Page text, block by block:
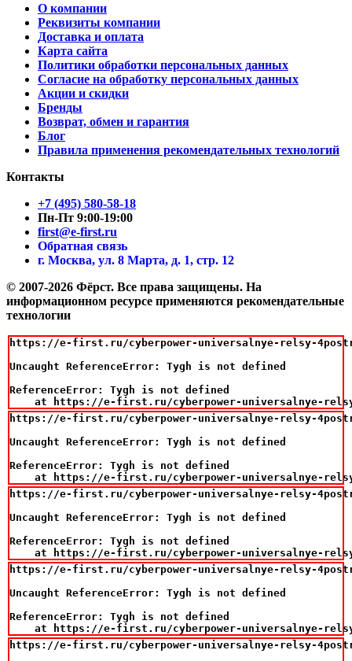
О компании
Реквизиты компании
Доставка и оплата
Карта сайта
Политики обработки персональных данных
Согласие на обработку персональных данных
Акции и скидки
Бренды
Возврат, обмен и гарантия
Блог
Правила применения рекомендательных технологий
Контакты
+7 (495) 580-58-18
Пн-Пт 9:00-19:00
first@e-first.ru
Обратная связь
г. Москва, ул. 8 Марта, д. 1, стр. 12
© 2007-2026 Фёрст. Все права защищены. На
информационном ресурсе применяются рекомендательные
технологии
https://e-first.ru/cyberpower-universalnye-relsy-
Uncaught ReferenceError: Tygh is not defined
ReferenceError: Tygh is not defined
at https://e-first.ru/cyberpower-universalnye-
https://e-first.ru/cyberpower-universalnye-relsy-
Uncaught ReferenceError: Tygh is not defined
ReferenceError: Tygh is not defined
at https://e-first.ru/cyberpower-universalnye-
https://e-first.ru/cyberpower-universalnye-relsy-
Uncaught ReferenceError: Tygh is not defined
ReferenceError: Tygh is not defined
at https://e-first.ru/cyberpower-universalnye-
https://e-first.ru/cyberpower-universalnye-relsy-
Uncaught ReferenceError: Tygh is not defined
ReferenceError: Tygh is not defined
at https://e-first.ru/cyberpower-universalnye-
https://e-first.ru/cyberpower-universalnye-relsy-